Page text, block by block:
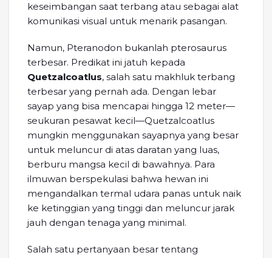
keseimbangan saat terbang atau sebagai alat
komunikasi visual untuk menarik pasangan.
Namun, Pteranodon bukanlah pterosaurus
terbesar. Predikat ini jatuh kepada
Quetzalcoatlus, salah satu makhluk terbang
terbesar yang pernah ada. Dengan lebar
sayap yang bisa mencapai hingga 12 meter—
seukuran pesawat kecil—Quetzalcoatlus
mungkin menggunakan sayapnya yang besar
untuk meluncur di atas daratan yang luas,
berburu mangsa kecil di bawahnya. Para
ilmuwan berspekulasi bahwa hewan ini
mengandalkan termal udara panas untuk naik
ke ketinggian yang tinggi dan meluncur jarak
jauh dengan tenaga yang minimal.
Salah satu pertanyaan besar tentang